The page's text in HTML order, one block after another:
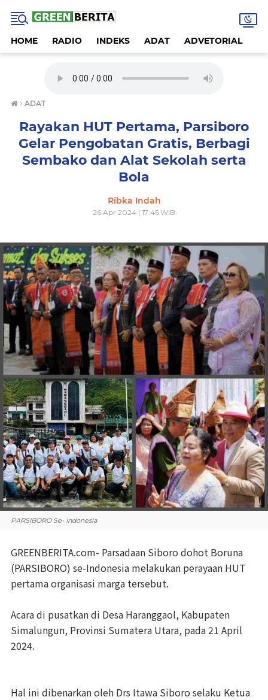
HOME RADIO INDEKS ADAT ADVETORIAL
› ADAT
Rayakan HUT Pertama, Parsiboro
Gelar Pengobatan Gratis, Berbagi
Sembako dan Alat Sekolah serta
Bola
Ribka Indah
26 Apr 2024 | 17:45 WIB
PARSIBORO Se- Indonesia
GREENBERITA.com- Parsadaan Siboro dohot Boruna
(PARSIBORO) se-Indonesia melakukan perayaan HUT
pertama organisasi marga tersebut.
Acara di pusatkan di Desa Haranggaol, Kabupaten
Simalungun, Provinsi Sumatera Utara, pada 21 April
2024.
Hal ini dibenarkan oleh Drs Itawa Siboro selaku Ketua